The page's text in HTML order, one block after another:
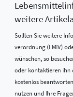
weitere
Sollten Sie weitere
verordnung (LMIV)
wünschen, so
oder kontaktieren ihn
kostenlos
nutzen und Ihre